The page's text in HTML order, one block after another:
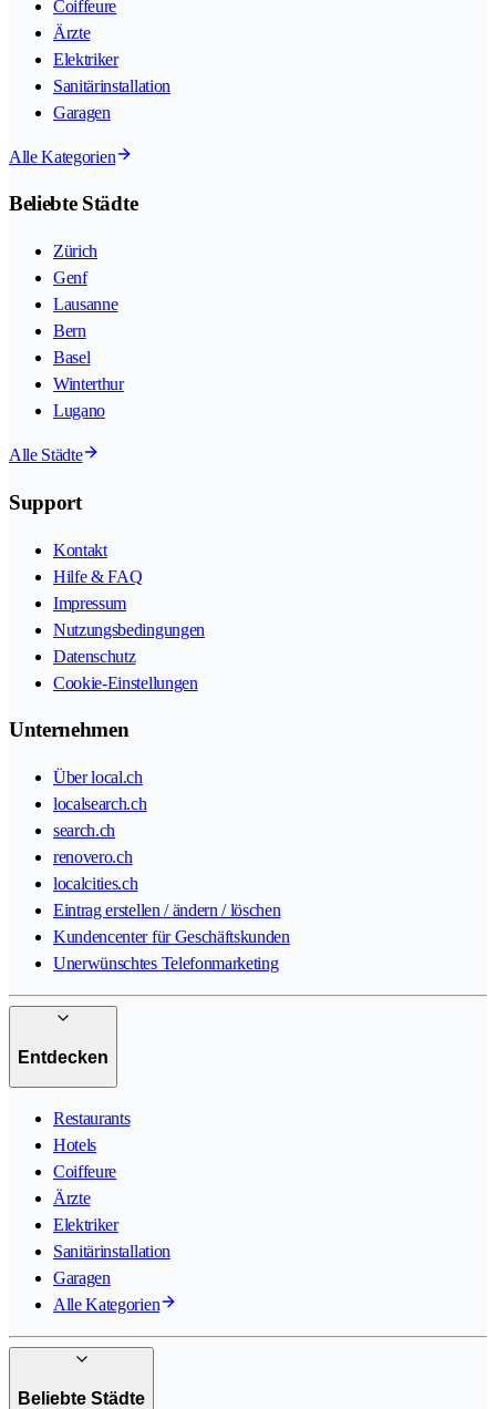
Coiffeure
Ärzte
Elektriker
Sanitärinstallation
Garagen
Alle Kategorien
Beliebte Städte
Zürich
Genf
Lausanne
Bern
Basel
Winterthur
Lugano
Alle Städte
Support
Kontakt
Hilfe & FAQ
Impressum
Nutzungsbedingungen
Datenschutz
Cookie-Einstellungen
Unternehmen
Über local.ch
localsearch.ch
search.ch
renovero.ch
localcities.ch
Eintrag erstellen / ändern / löschen
Kundencenter für Geschäftskunden
Unerwünschtes Telefonmarketing
Entdecken
Restaurants
Hotels
Coiffeure
Ärzte
Elektriker
Sanitärinstallation
Garagen
Alle Kategorien
Beliebte Städte